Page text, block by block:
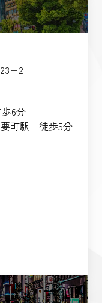
6分
要町駅 徒歩5分